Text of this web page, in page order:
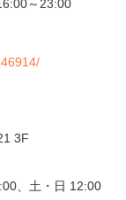
～23:00
3F
、土・日 12:00